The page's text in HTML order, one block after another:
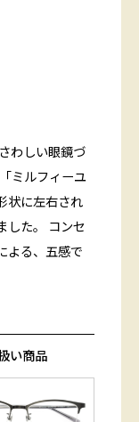
わしい眼鏡づ
ミルフィーユ
状に左右され
した。 コンセ
よる、五感で
い商品